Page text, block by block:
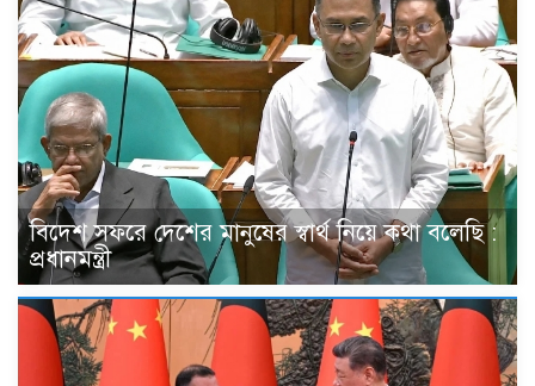
বিদেশ সফরে দেশের মানুষের স্বার্থ নিয়ে কথা বলেছি :
প্রধানমন্ত্রী